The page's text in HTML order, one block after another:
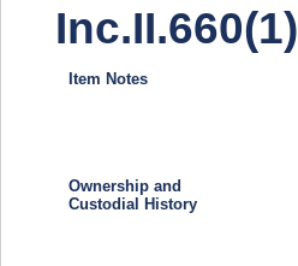
Inc.II.660(1)
Item Notes
Ownership and
Custodial History